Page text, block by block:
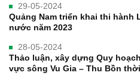
29-05-2024
Quảng Nam triển khai thi hành
nước năm 2023
28-05-2024
Thảo luận, xây dựng Quy
vực sông Vu Gia – Thu Bồn